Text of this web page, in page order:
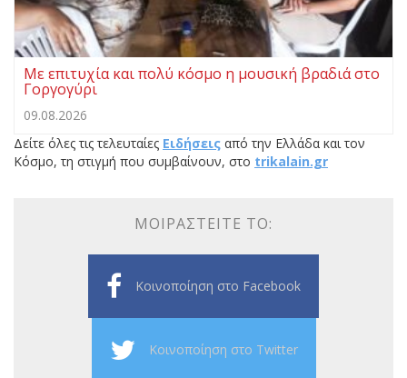
Με επιτυχία και πολύ κόσμο η μουσική βραδιά στο
Γοργογύρι
09.08.2026
Δείτε όλες τις τελευταίες Ειδήσεις από την Ελλάδα και τον
Κόσμο, τη στιγμή που συμβαίνουν, στο trikalain.gr
ΜΟΙΡΑΣΤΕΊΤΕ ΤΟ:
Κοινοποίηση στο Facebook
Κοινοποίηση στο Twitter